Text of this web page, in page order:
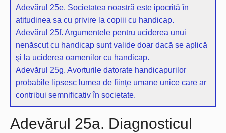
Adevărul 25e. Societatea noastră este ipocrită în
atitudinea sa cu privire la copiii cu handicap.
Adevărul 25f. Argumentele pentru uciderea unui
nenăscut cu handicap sunt valide doar dacă se aplică
şi la uciderea oamenilor cu handicap.
Adevărul 25g. Avorturile datorate handicapurilor
probabile lipsesc lumea de fiinţe umane unice care ar
contribui semnificativ în societate.
Adevărul 25a. Diagnosticul